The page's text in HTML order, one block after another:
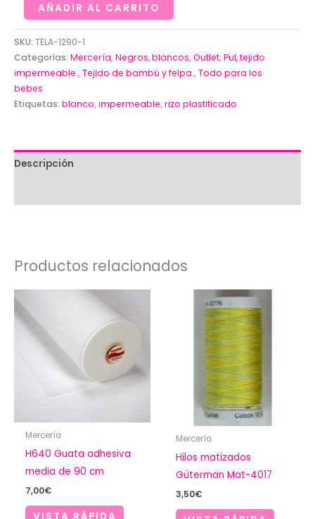
de
rizo
plastificado
para
cambiadores,
baberos.
AÑADIR AL CARRITO
SKU: TELA-1290-1
Categorías: Mercería,Negros, blancos,Outlet,Pul, tejido
impermeable.,Tejido de bambú y felpa.,Todo para los
bebes
Etiquetas: blanco,impermeable,rizo plastificado
Descripción
Productos relacionados
Mercería
H640 Guata adhesiva
media de 90 cm
7,00€
VISTA RÁPIDA
Mercería
Hilos matizados
Güterman Mat-4017
3,50€